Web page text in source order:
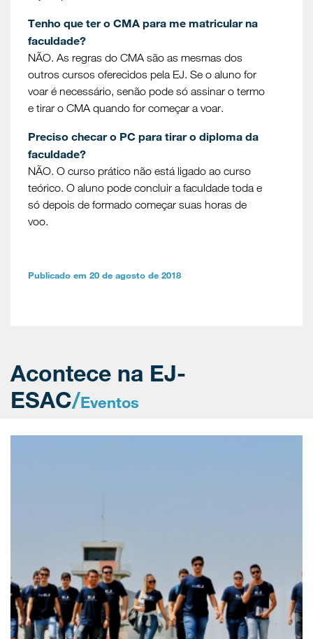
Tenho que ter o CMA para me matricular na
faculdade?
NÃO. As regras do CMA são as mesmas dos
outros cursos oferecidos pela EJ. Se o aluno for
voar é necessário, senão pode só assinar o termo
e tirar o CMA quando for começar a voar.
Preciso checar o PC para tirar o diploma da
faculdade?
NÃO. O curso prático não está ligado ao curso
teórico. O aluno pode concluir a faculdade toda e
só depois de formado começar suas horas de
voo.
Publicado em 20 de agosto de 2018
Acontece na EJ-
ESAC/Eventos